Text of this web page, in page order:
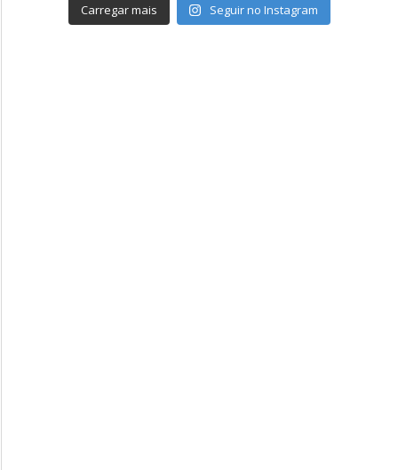
Carregar mais Seguir no Instagram